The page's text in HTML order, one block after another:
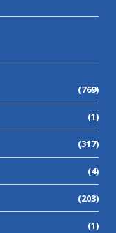
(769)
(1)
(317)
(4)
(203)
(1)